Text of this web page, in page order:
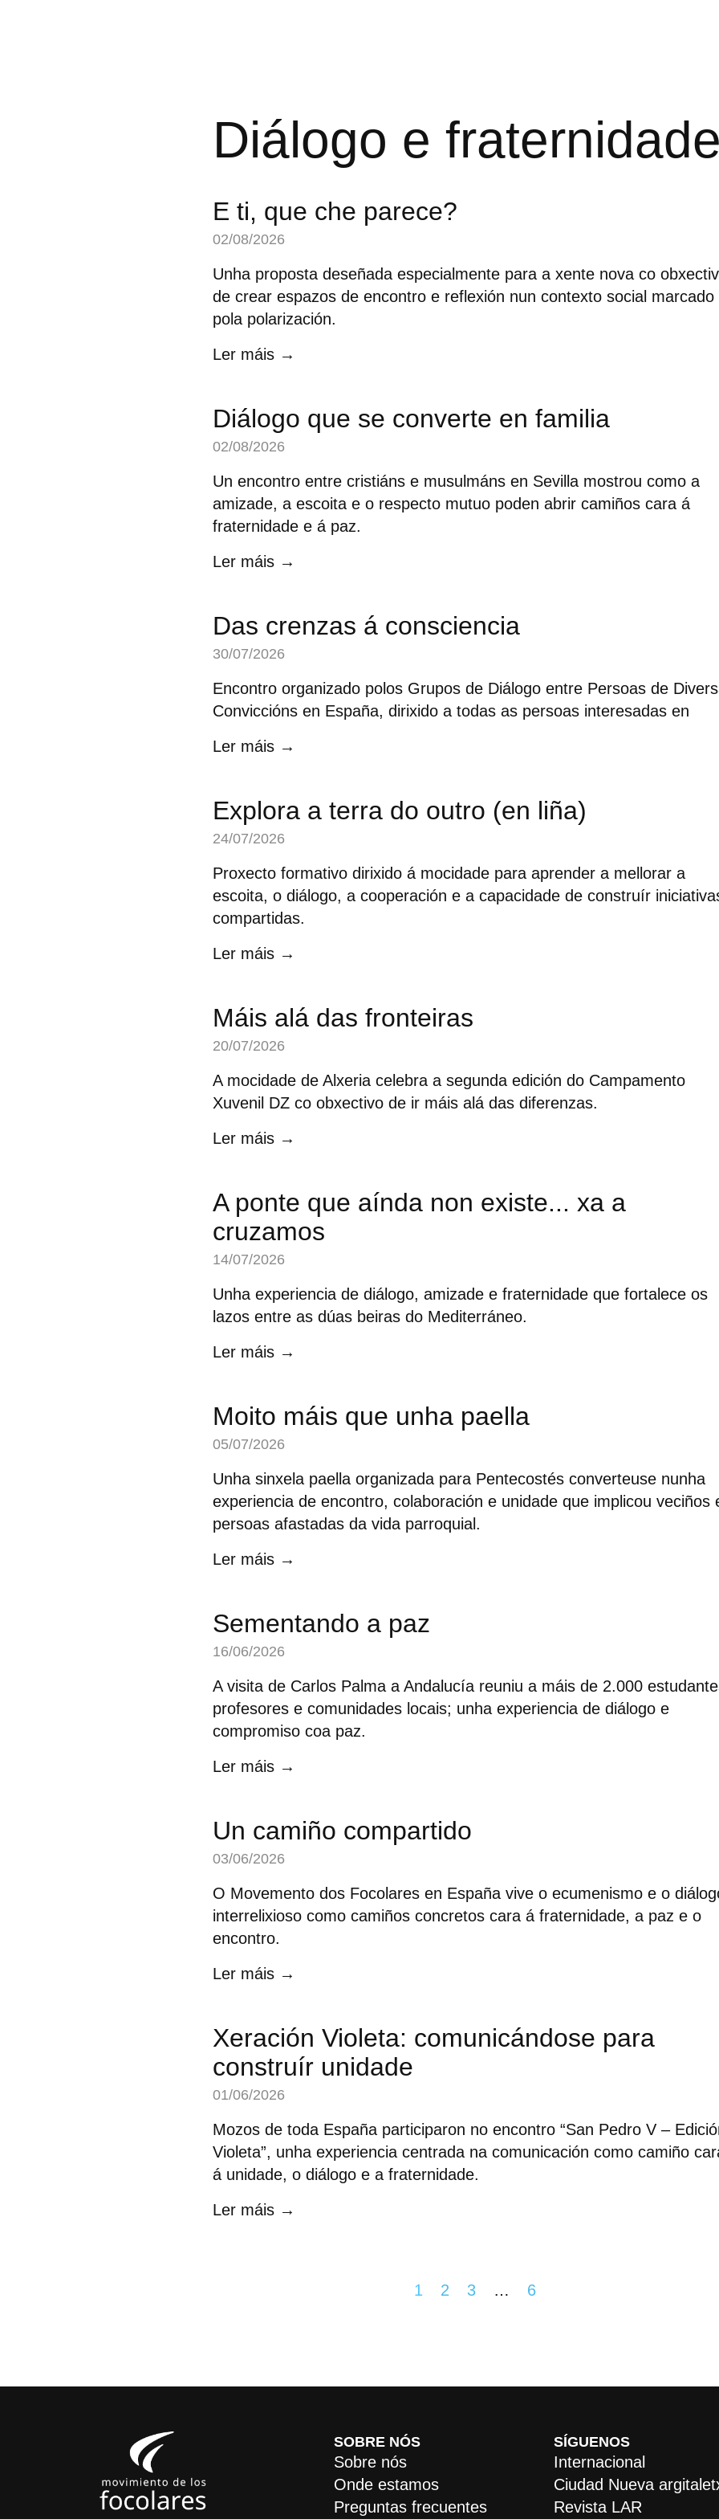
Diálogo e
E ti, que che parece?
02/08/2026
Unha proposta deseñada especialmente para a xente nova co
de crear espazos de encontro e reflexión nun contexto social marcado
pola polarización.
Ler máis →
Diálogo que se converte en familia
02/08/2026
Un encontro entre cristiáns e musulmáns en Sevilla mostrou como a
amizade, a escoita e o respecto mutuo poden abrir camiños cara á
fraternidade e á paz.
Ler máis →
Das crenzas á consciencia
30/07/2026
Encontro organizado polos Grupos de Diálogo entre Persoas de
Conviccións en España, dirixido a todas as persoas interesadas en
Ler máis →
Explora a terra do outro (en liña)
24/07/2026
Proxecto formativo dirixido á mocidade para aprender a mellorar a
escoita, o diálogo, a cooperación e a capacidade de construír
compartidas.
Ler máis →
Máis alá das fronteiras
20/07/2026
A mocidade de Alxeria celebra a segunda edición do Campamento
Xuvenil DZ co obxectivo de ir máis alá das diferenzas.
Ler máis →
A ponte que aínda non existe... xa a
cruzamos
14/07/2026
Unha experiencia de diálogo, amizade e fraternidade que fortalece os
lazos entre as dúas beiras do Mediterráneo.
Ler máis →
Moito máis que unha paella
05/07/2026
Unha sinxela paella organizada para Pentecostés converteuse nunha
experiencia de encontro, colaboración e unidade que implicou veciños
persoas afastadas da vida parroquial.
Ler máis →
Sementando a paz
16/06/2026
A visita de Carlos Palma a Andalucía reuniu a máis de 2.000
profesores e comunidades locais; unha experiencia de diálogo e
compromiso coa paz.
Ler máis →
Un camiño compartido
03/06/2026
O Movemento dos Focolares en España vive o ecumenismo e o
interrelixioso como camiños concretos cara á fraternidade, a paz e o
encontro.
Ler máis →
Xeración Violeta: comunicándose para
construír unidade
01/06/2026
Mozos de toda España participaron no encontro “San Pedro V –
Violeta”, unha experiencia centrada na comunicación como camiño
á unidade, o diálogo e a fraternidade.
Ler máis →
1 2 3 … 6
SOBRE NÓS
Sobre nós
Onde estamos
Preguntas frecuentes
SÍGUENOS
Internacional
Ciudad Nueva
Revista LAR